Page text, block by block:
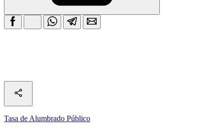
Tasa de Alumbrado Público